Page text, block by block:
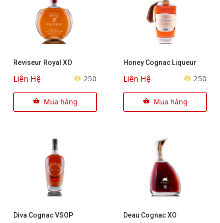
Reviseur Royal XO
Liên Hệ 250
Mua hàng
Honey Cognac Liqueur
Liên Hệ 250
Mua hàng
Diva Cognac VSOP Deau Cognac XO